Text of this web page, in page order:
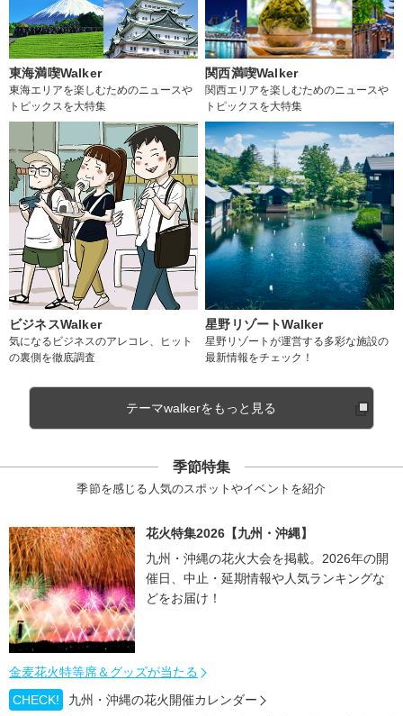
東海満喫Walker
東海エリアを楽しむためのニュースや
トピックスを大特集
関西満喫Walker
関西エリアを楽しむためのニュースや
トピックスを大特集
ビジネスWalker
気になるビジネスのアレコレ、ヒット
の裏側を徹底調査
星野リゾートWalker
星野リゾートが運営する多彩な施設の
最新情報をチェック！
テーマwalkerをもっと見る
季節特集
季節を感じる人気のスポットやイベントを紹介
花火特集2026【九州・沖縄】
九州・沖縄の花火大会を掲載。2026年の開
催日、中止・延期情報や人気ランキングな
どをお届け！
金麦花火特等席＆グッズが当たる
CHECK!
九州・沖縄の花火開催カレンダー